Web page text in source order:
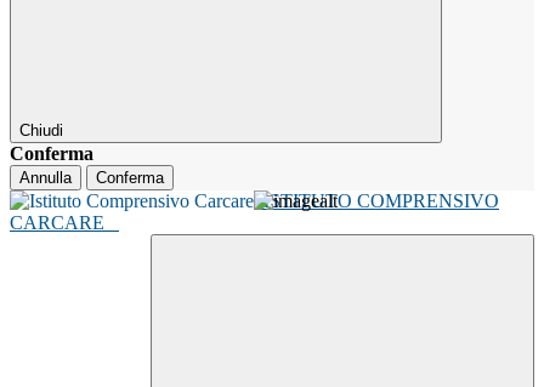
Chiudi
Conferma
Annulla Conferma
ISTITUTO COMPRENSIVO
CARCARE